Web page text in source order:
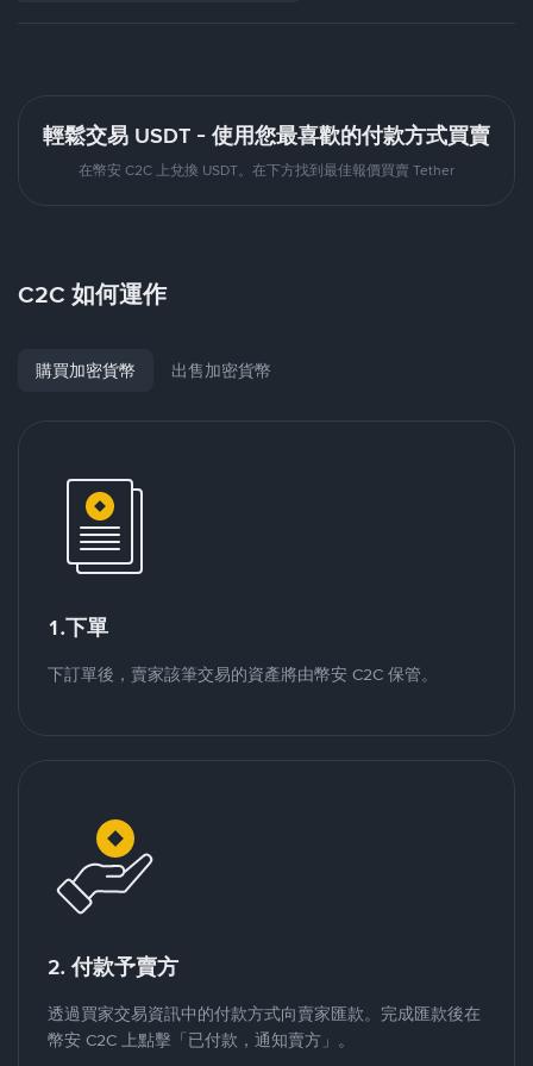
輕鬆交易 USDT - 使用您最喜歡的付款方式買賣
在幣安 C2C 上兌換 USDT。在下方找到最佳報價買賣 Tether
C2C 如何運作
購買加密貨幣 出售加密貨幣
1.下單
下訂單後，賣家該筆交易的資產將由幣安 C2C 保管。
2. 付款予賣方
透過買家交易資訊中的付款方式向賣家匯款。完成匯款後在
幣安 C2C 上點擊「已付款，通知賣方」。